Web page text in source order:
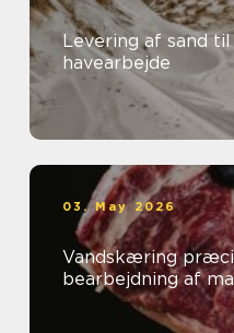
Levering af sand
havearbejde
03. May 2026
Vandskæring præcis og skånsom
bearbejdning af